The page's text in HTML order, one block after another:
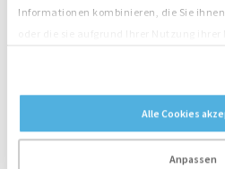
Informationen kombinieren, die Sie
Alle Cookies
Anpassen
unseren Hydrogen
zuverlässig. Dennoch